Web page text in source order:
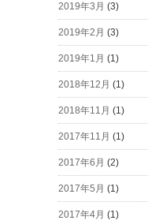
2019年3月 (3)
2019年2月 (3)
2019年1月 (1)
2018年12月 (1)
2018年11月 (1)
2017年11月 (1)
2017年6月 (2)
2017年5月 (1)
2017年4月 (1)